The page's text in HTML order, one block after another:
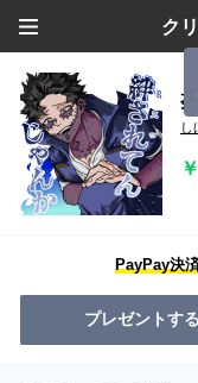
ク
し
PayPay決
プレゼントする